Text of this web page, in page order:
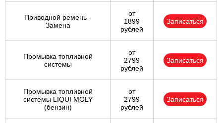
Приводной ремень -
Замена
от
1899
рублей
Записаться
Промывка топливной
системы
от
2799
рублей
Записаться
Промывка топливной
системы LIQUI MOLY
(бензин)
от
2799
рублей
Записаться